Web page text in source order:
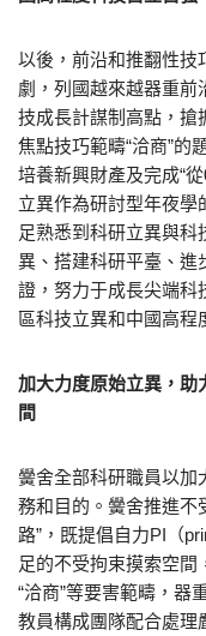
以後，前沿和推翻性技
劇，列國越來越器重前
技成長計謀制高點，搶
焦點技巧範疇“洽商”的
培養新興財產及完成“
立異作為研討型年夜學
足熟悉到科研立異與科
異、搭建科研平臺、進
證，努力于成長尖端科
區科技立異和中國高程
加大力度原始立異，助
間
黌舍全部科研職員以加
務和目的。黌舍推進不
路”，既提倡自力PI（
足的不受拘束摸索空
“洽商”等要害範疇，器
教員構成團隊配合處理